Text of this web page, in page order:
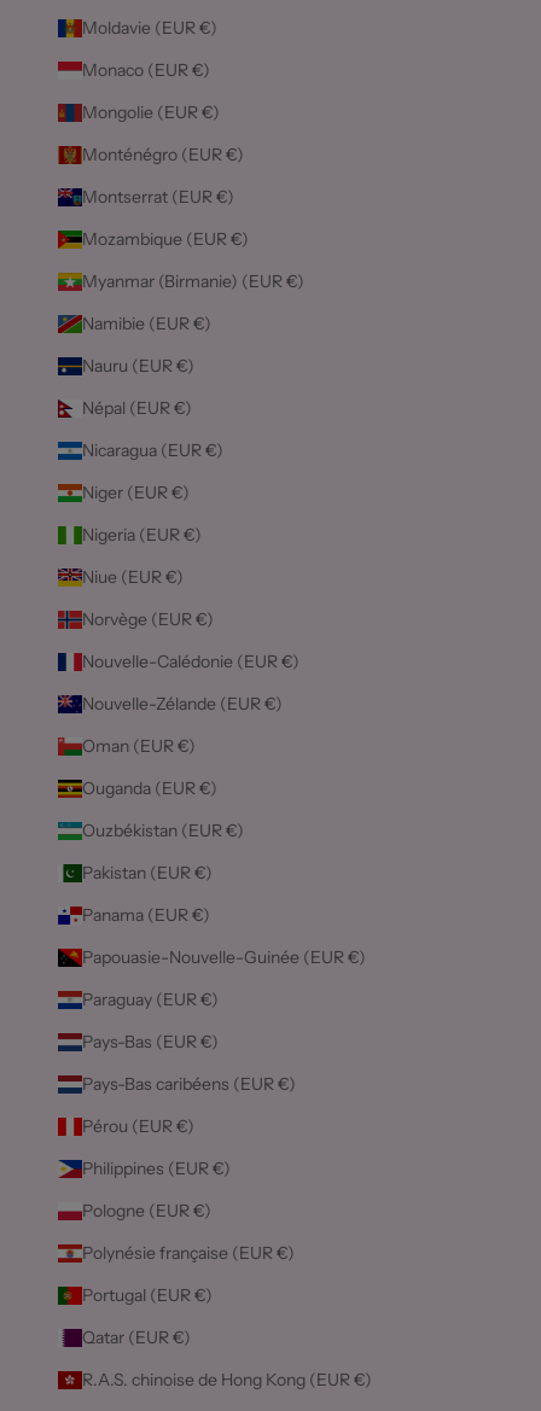
Moldavie (EUR €)
Monaco (EUR €)
Mongolie (EUR €)
Monténégro (EUR €)
Montserrat (EUR €)
Mozambique (EUR €)
Myanmar (Birmanie) (EUR €)
Namibie (EUR €)
Nauru (EUR €)
Népal (EUR €)
Nicaragua (EUR €)
Niger (EUR €)
Nigeria (EUR €)
Niue (EUR €)
Norvège (EUR €)
Nouvelle-Calédonie (EUR €)
Nouvelle-Zélande (EUR €)
Oman (EUR €)
Ouganda (EUR €)
Ouzbékistan (EUR €)
Pakistan (EUR €)
Panama (EUR €)
Papouasie-Nouvelle-Guinée (EUR €)
Paraguay (EUR €)
Pays-Bas (EUR €)
Pays-Bas caribéens (EUR €)
Pérou (EUR €)
Philippines (EUR €)
Pologne (EUR €)
Polynésie française (EUR €)
Portugal (EUR €)
Qatar (EUR €)
R.A.S. chinoise de Hong Kong (EUR €)